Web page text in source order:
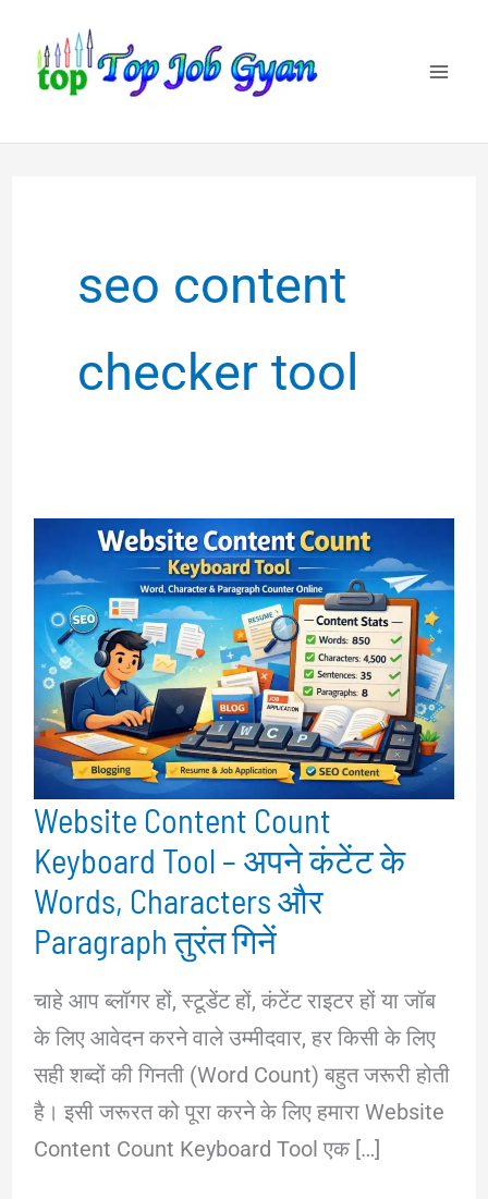
content
seo content
checker tool
Website Content Count
Keyboard Tool – अपने कंटेंट के
Words, Characters और
Paragraph तुरंत गिनें
चाहे आप ब्लॉगर हों, स्टूडेंट हों, कंटेंट राइटर हों या जॉब
के लिए आवेदन करने वाले उम्मीदवार, हर किसी के लिए
सही शब्दों की गिनती (Word Count) बहुत जरूरी होती
है। इसी जरूरत को पूरा करने के लिए हमारा Website
Content Count Keyboard Tool एक […]